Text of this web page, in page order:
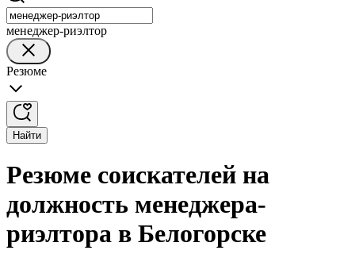
менеджер-риэлтор
Резюме
Найти
Резюме соискателей на
должность менеджера-
риэлтора в Белогорске